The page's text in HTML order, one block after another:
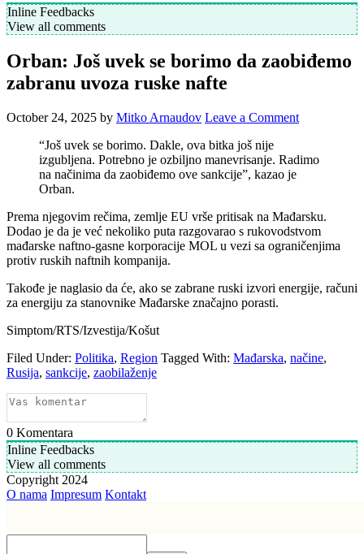
Inline Feedbacks
View all comments
Orban: Još uvek se borimo da zaobiđemo
zabranu uvoza ruske nafte
October 24, 2025 by Mitko Arnaudov Leave a Comment
“Još uvek se borimo. Dakle, ova bitka još nije
izgubljena. Potrebno je ozbiljno manevrisanje. Radimo
na načinima da zaobiđemo ove sankcije”, kazao je
Orban.
Prema njegovim rečima, zemlje EU vrše pritisak na Mađarsku.
Dodao je da je već nekoliko puta razgovarao s rukovodstvom
mađarske naftno-gasne korporacije MOL u vezi sa ograničenjima
protiv ruskih naftnih kompanija.
Takođe je naglasio da će, ako se zabrane ruski izvori energije, računi
za energiju za stanovnike Mađarske značajno porasti.
Simptom/RTS/Izvestija/Košut
Filed Under: Politika, Region Tagged With: Mađarska, načine,
Rusija, sankcije, zaobilaženje
0 Komentara
Inline Feedbacks
View all comments
Copyright 2024
O nama Impresum Kontakt